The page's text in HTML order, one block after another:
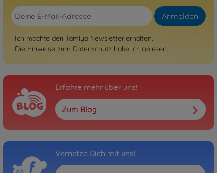
Anmelden
Ich möchte den Tamiya Newsletter erhalten.
Die Hinweise zum Datenschutz habe ich gelesen.
Erfahre mehr über uns!
Zum Blog
Vernetze Dich mit uns!